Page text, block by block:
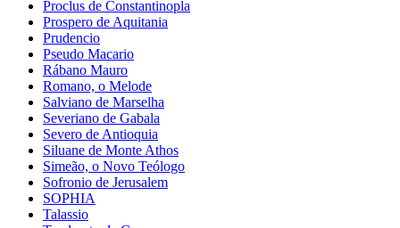
Proclus de Constantinopla
Prospero de Aquitania
Prudencio
Pseudo Macario
Rábano Mauro
Romano, o Melode
Salviano de Marselha
Severiano de Gabala
Severo de Antioquia
Siluane de Monte Athos
Simeão, o Novo Teólogo
Sofronio de Jerusalem
SOPHIA
Talassio